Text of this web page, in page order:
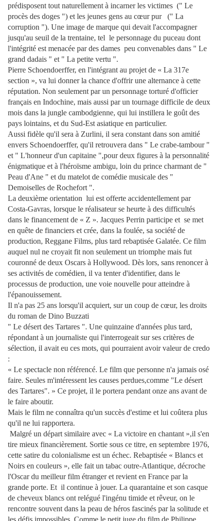
prédisposent tout naturellement à incarner les victimes (" Le
procès des doges ") et les jeunes gens au cœur pur (" La
corruption "). Une image de marque qui devait l'accompagner
jusqu'au seuil de la trentaine, tel le personnage du puceau dont
l'intégrité est menacée par des dames peu convenables dans " Le
grand dadais " et " La petite vertu ".
Pierre Schoendoerffer, en l'intégrant au projet de « La 317e
section », va lui donner la chance d'offrir une alternance à cette
réputation. Non seulement par un personnage torturé d'officier
français en Indochine, mais aussi par un tournage difficile de deux
mois dans la jungle cambodgienne, qui lui instillera le goût des
pays lointains, et du Sud-Est asiatique en particulier.
Aussi fidèle qu'il sera à Zurlini, il sera constant dans son amitié
envers Schoendoerffer, qu'il retrouvera dans " Le crabe-tambour "
et " L'honneur d'un capitaine ",pour deux figures à la personnalité
énigmatique et à l'héroïsme ambigu, loin du prince charmant de "
Peau d'Ane " et du matelot de comédie musicale des "
Demoiselles de Rochefort ".
La deuxième orientation lui est offerte accidentellement par
Costa-Gavras, lorsque le réalisateur se heurte à des difficultés
dans le financement de « Z ». Jacques Perrin participe et se met
en quête de financiers et crée, dans la foulée, sa société de
production, Reggane Films, plus tard rebaptisée Galatée. Ce film
auquel nul ne croyait fit non seulement un triomphe mais fut
couronné de deux Oscars à Hollywood. Dès lors, sans renoncer à
ses activités de comédien, il va tenter d'identifier, dans le
processus de production, une voie nouvelle pour atteindre à
l'épanouissement.
Il n'a pas 25 ans lorsqu'il acquiert, sur un coup de cœur, les droits
du roman de Dino Buzzati
" Le désert des Tartares ". Une quinzaine d'années plus tard,
répondant à un journaliste qui l'interrogeait sur ses critères de
sélection, il avait eu ces mots, qui pourraient avoir valeur de credo
:
« Le spectacle non référencé. Le film que personne n'a jamais osé
faire. Seules m'intéressent les causes perdues,comme "Le désert
des Tartares". » Ce projet, il le portera pendant onze ans avant de
le faire aboutir.
Mais le film ne connaîtra qu'un succès d'estime et lui coûtera plus
qu'il ne lui rapportera.
Malgré un départ similaire avec « La victoire en chantant »,il s'en
tire mieux financièrement. Sortie sous ce titre, en septembre 1976,
cette satire du colonialisme est un échec. Rebaptisée « Blancs et
Noirs en couleurs », elle fait un tabac outre-Atlantique, décroche
l'Oscar du meilleur film étranger et revient en France par la
grande porte. Et il continue à jouer. La quarantaine et son casque
de cheveux blancs ont relégué l'ingénu timide et rêveur, on le
rencontre souvent dans la peau de héros fascinés par la solitude et